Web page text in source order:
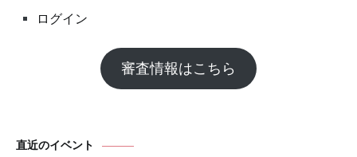
ログイン
審査情報はこちら
直近のイベント